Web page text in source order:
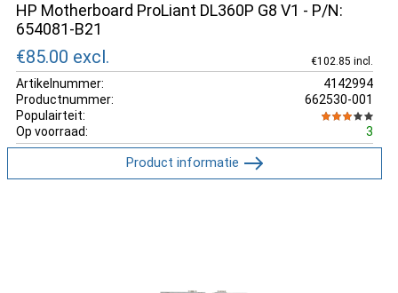
HP Motherboard ProLiant DL360P G8 V1 - P/N:
654081-B21
€85.00 excl. €102.85 incl.
Artikelnummer:
4142994
Productnummer:
662530-001
Populairteit:
Op voorraad:
3
Product informatie